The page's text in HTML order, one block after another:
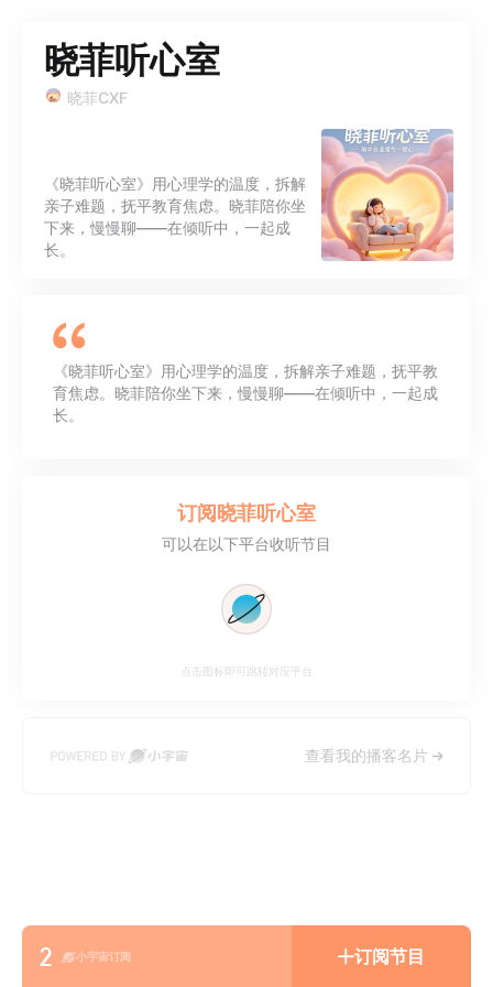
晓菲听心室
晓菲CXF
《晓菲听心室》用心理学的温度，拆解
亲子难题，抚平教育焦虑。晓菲陪你坐
下来，慢慢聊——在倾听中，一起成
长。
《晓菲听心室》用心理学的温度，拆解亲子难题，抚平教
育焦虑。晓菲陪你坐下来，慢慢聊——在倾听中，一起成
长。
订阅 晓菲听心室
可以在以下平台收听节目
点击图标即可跳转对应平台
查看我的播客名片
2 小宇宙订阅 订阅节目